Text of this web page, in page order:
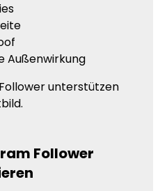
Außenwirkung
unterstützen
Follower